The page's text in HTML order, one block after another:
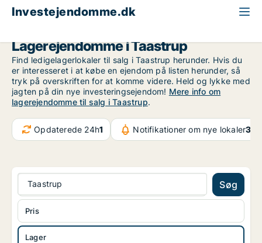
Investejendomme.dk
Lagerejendomme i Taastrup
Find ledigelagerlokaler til salg i Taastrup herunder. Hvis du
er interesseret i at købe en ejendom på listen herunder, så
tryk på overskriften for at komme videre. Held og lykke med
jagten på din nye investeringsejendom! Mere info om
lagerejendomme til salg i Taastrup.
Opdaterede 24h1 Notifikationer om nye lokaler
Taastrup Søg
Lager
Pris